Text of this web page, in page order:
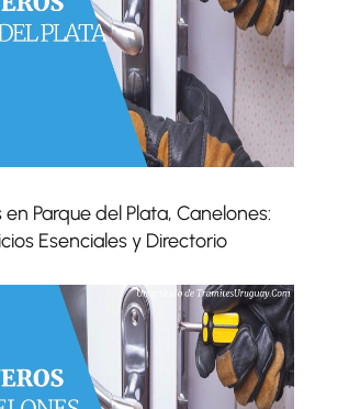
Parque del Plata, Canelones:
Esenciales y Directorio